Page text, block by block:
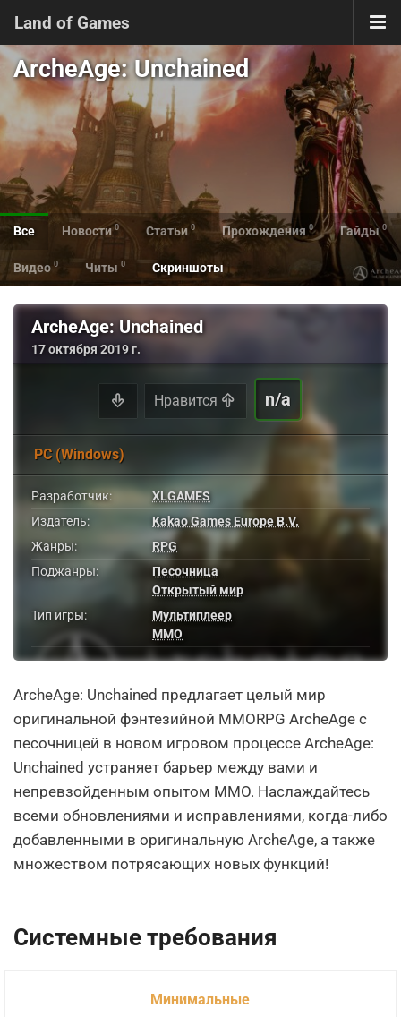
Land of Games
ArcheAge: Unchained
Все Новости 0 Статьи 0 Прохождения 0 Гайды 0
Видео 0 Читы 0 Скриншоты
ArcheAge: Unchained
17 октября 2019 г.
Нравится n/a
PC (Windows)
Разработчик:
XLGAMES
Издатель:
Kakao Games Europe B.V.
Жанры:
RPG
Поджанры:
Песочница
Открытый мир
Тип игры:
Мультиплеер
MMO
ArcheAge: Unchained предлагает целый мир
оригинальной фэнтезийной MMORPG ArcheAge с
песочницей в новом игровом процессе ArcheAge:
Unchained устраняет барьер между вами и
непревзойденным опытом MMO. Наслаждайтесь
всеми обновлениями и исправлениями, когда-либо
добавленными в оригинальную ArcheAge, а также
множеством потрясающих новых функций!
Системные требования
Минимальные